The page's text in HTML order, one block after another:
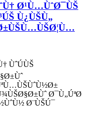
Ø¹Ù…ÙˆØ¯ÙŠ
Ù¿ÙŠÙ„